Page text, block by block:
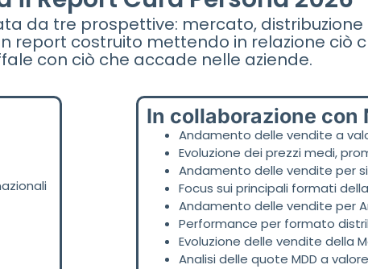
da tre prospettive: mercato, distribuzione
report costruito mettendo in relazione ciò
con ciò che accade nelle aziende.
In collaborazione con
Andamento delle vendite a
Evoluzione dei prezzi medi,
Andamento delle vendite per
Focus sui principali formati
Andamento delle vendite per
Performance per formato
Evoluzione delle vendite della
Analisi delle quote MDD a